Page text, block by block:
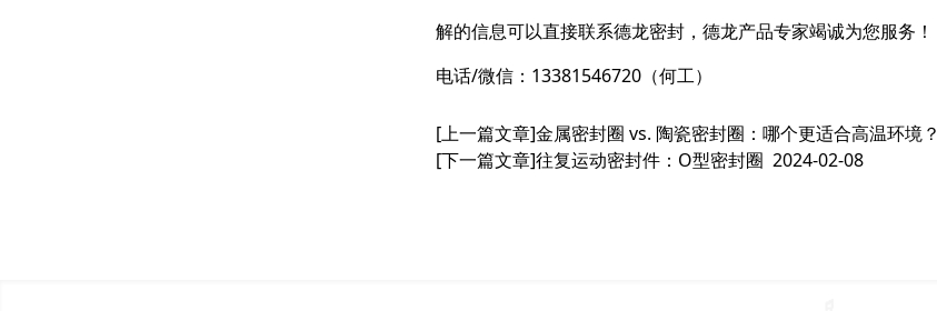
解的信息可以直接联系德龙密封，德龙产品专家竭诚为您服务！
电话/微信：13381546720（何工）
[上一篇文章]金属密封圈 vs. 陶瓷密封圈：哪个更适合高温环境？
[下一篇文章]往复运动密封件：O型密封圈 2024-02-08